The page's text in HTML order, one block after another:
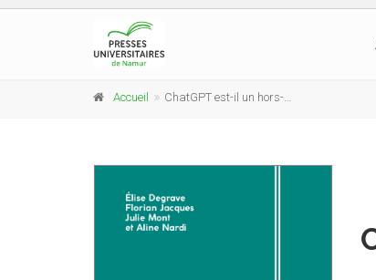
Accueil ChatGPT est-il un hors-la-loi ?